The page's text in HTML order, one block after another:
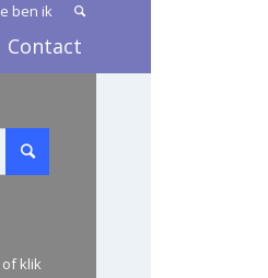
ben ik
Contact
klik